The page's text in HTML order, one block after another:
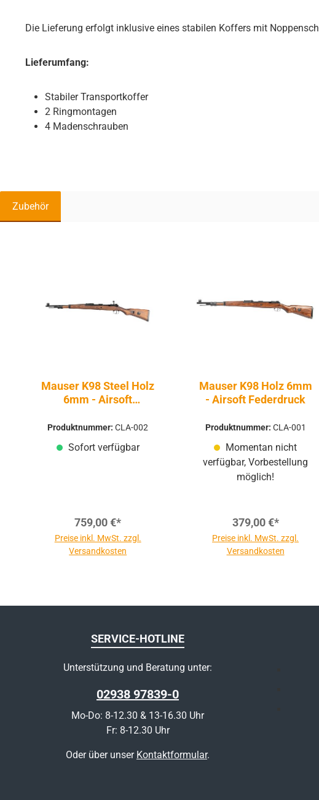
Die Lieferung erfolgt inklusive eines stabilen Koffers mit
Lieferumfang:
Stabiler Transportkoffer
2 Ringmontagen
4 Madenschrauben
Zubehör
Mauser K98 Steel Holz
6mm - Airsoft
Produktnummer:CLA-002
Sofort verfügbar
759,00 €*
Preise inkl. MwSt. zzgl.
Versandkosten
Mauser K98 Holz 6mm
- Airsoft Federdruck
Produktnummer: CLA-001
Momentan nicht
verfügbar, Vorbestellung
möglich!
379,00 €*
Preise inkl. MwSt. zzgl.
Versandkosten
SERVICE-HOTLINE
Unterstützung und Beratung unter:
02938 97839-0
Mo-Do: 8-12.30 & 13-16.30 Uhr
Fr: 8-12.30 Uhr
Oder über unser Kontaktformular.